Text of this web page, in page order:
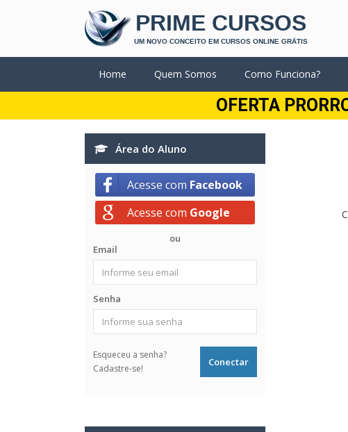
PRIME CURSOS
UM NOVO CONCEITO EM CURSOS ONLINE GRÁTIS
Home Quem Somos Como Funciona?
OFERTA
Área do Aluno
Acesse com Facebook
Acesse com Google
ou
Email
Senha
Esqueceu a senha?
Cadastre-se!